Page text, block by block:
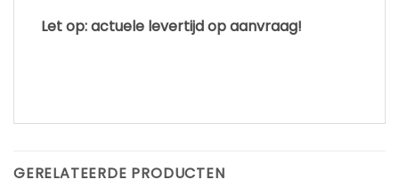
Let op: actuele levertijd op aanvraag!
GERELATEERDE PRODUCTEN